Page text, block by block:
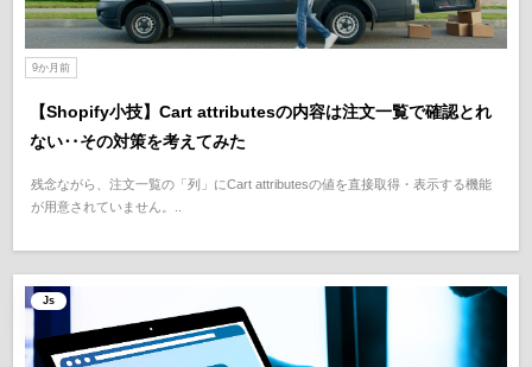
9か月前
【Shopify小技】Cart attributesの内容は注文一覧で確認とれ
ない‥その対策を考えてみた
残念ながら、注文一覧の「列」にCart attributesの値を直接取得・表示する機能
が用意されていません。..
Js